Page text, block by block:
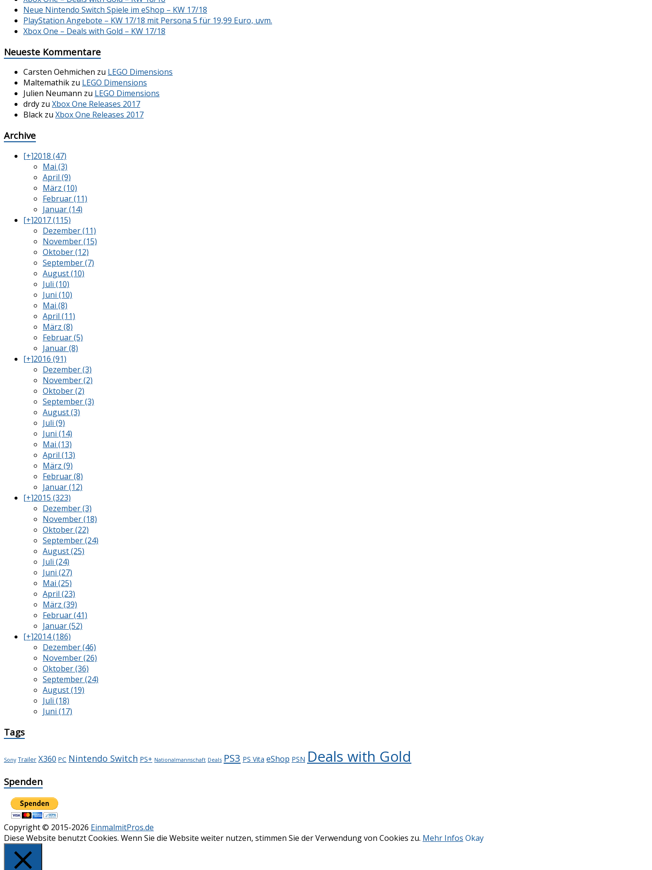
Neue Nintendo Switch Spiele im eShop – KW 17/18
PlayStation Angebote – KW 17/18 mit Persona 5 für 19,99 Euro, uvm.
Xbox One – Deals with Gold – KW 17/18
Neueste Kommentare
Carsten Oehmichen zu LEGO Dimensions
Maltemathik zu LEGO Dimensions
Julien Neumann zu LEGO Dimensions
drdy zu Xbox One Releases 2017
Black zu Xbox One Releases 2017
Archive
[+]2018 (47)
Mai (3)
April (9)
März (10)
Februar (11)
Januar (14)
[+]2017 (115)
Dezember (11)
November (15)
Oktober (12)
September (7)
August (10)
Juli (10)
Juni (10)
Mai (8)
April (11)
März (8)
Februar (5)
Januar (8)
[+]2016 (91)
Dezember (3)
November (2)
Oktober (2)
September (3)
August (3)
Juli (9)
Juni (14)
Mai (13)
April (13)
März (9)
Februar (8)
Januar (12)
[+]2015 (323)
Dezember (3)
November (18)
Oktober (22)
September (24)
August (25)
Juli (24)
Juni (27)
Mai (25)
April (23)
März (39)
Februar (41)
Januar (52)
[+]2014 (186)
Dezember (46)
November (26)
Oktober (36)
September (24)
August (19)
Juli (18)
Juni (17)
Tags
Sony Trailer X360 PC Nintendo Switch PS+ Nationalmannschaft Deals PS3 PS Vita eShop PSN Deals with Gold
Spenden
Copyright © 2015-2026 EinmalmitPros.de
Diese Website benutzt Cookies. Wenn Sie die Website weiter nutzen, stimmen Sie der Verwendung von Cookies zu. Mehr Infos Okay